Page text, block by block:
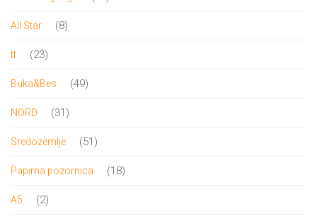
All Star 88
tt 2323
Buka&Bes 4949
NORD 3131
Sredozemlje 5151
Papirna pozornica 1818
A5 22